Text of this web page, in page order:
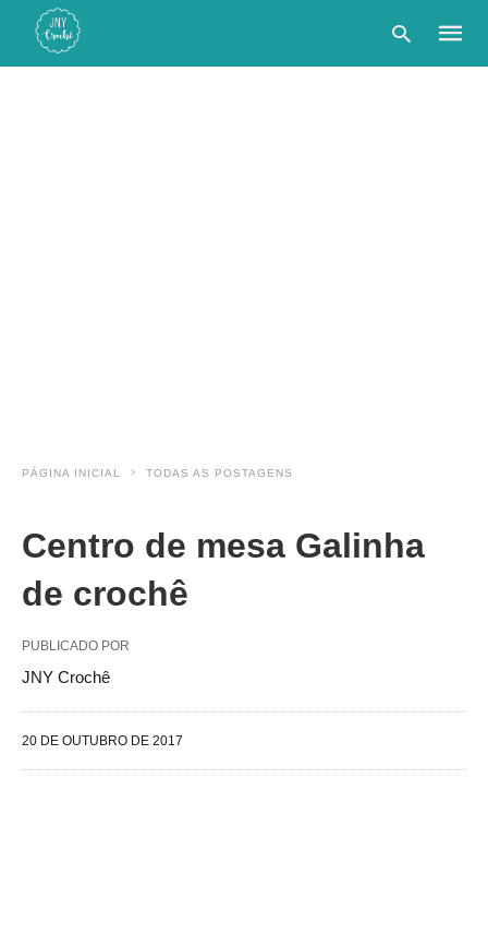
PÁGINA INICIAL TODAS AS POSTAGENS
Centro de mesa Galinha
de crochê
PUBLICADO POR
JNY Crochê
20 DE OUTUBRO DE 2017